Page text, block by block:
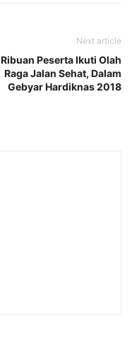
Next article
Ribuan Peserta Ikuti Olah
Raga Jalan Sehat, Dalam
Gebyar Hardiknas 2018